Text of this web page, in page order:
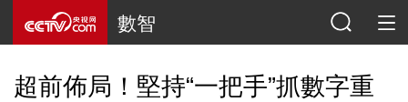
數智
超前佈局！堅持“一把手”抓數字重